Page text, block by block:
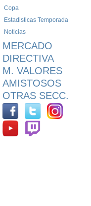
Copa
Estadisticas Temporada
Noticias
MERCADO
DIRECTIVA
M. VALORES
AMISTOSOS
OTRAS SECC.